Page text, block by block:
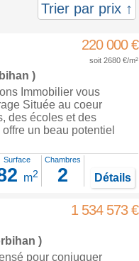
Trier par prix ↑
220 000 €
soit 2680 €/m²
)
Immobilier vous
Située au coeur
des écoles et des
un beau potentiel
Surface
m2
Chambres
2 Détails
1 534 573 €
)
pour conjuguer